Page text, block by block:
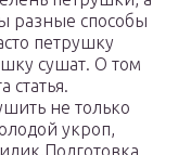
разные способы
петрушку
сушат. О том
статья.
не только
укроп,